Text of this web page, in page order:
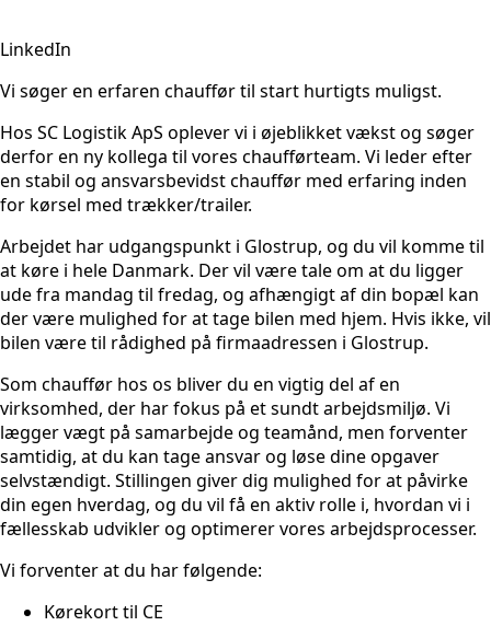
LinkedIn
Vi søger en erfaren chauffør til start hurtigts muligst.
Hos SC Logistik ApS oplever vi i øjeblikket vækst og søger
derfor en ny kollega til vores chaufførteam. Vi leder efter
en stabil og ansvarsbevidst chauffør med erfaring inden
for kørsel med trækker/trailer.
Arbejdet har udgangspunkt i Glostrup, og du vil komme til
at køre i hele Danmark. Der vil være tale om at du ligger
ude fra mandag til fredag, og afhængigt af din bopæl kan
der være mulighed for at tage bilen med hjem. Hvis ikke, vil
bilen være til rådighed på firmaadressen i Glostrup.
Som chauffør hos os bliver du en vigtig del af en
virksomhed, der har fokus på et sundt arbejdsmiljø. Vi
lægger vægt på samarbejde og teamånd, men forventer
samtidig, at du kan tage ansvar og løse dine opgaver
selvstændigt. Stillingen giver dig mulighed for at påvirke
din egen hverdag, og du vil få en aktiv rolle i, hvordan vi i
fællesskab udvikler og optimerer vores arbejdsprocesser.
Vi forventer at du har følgende:
Kørekort til CE